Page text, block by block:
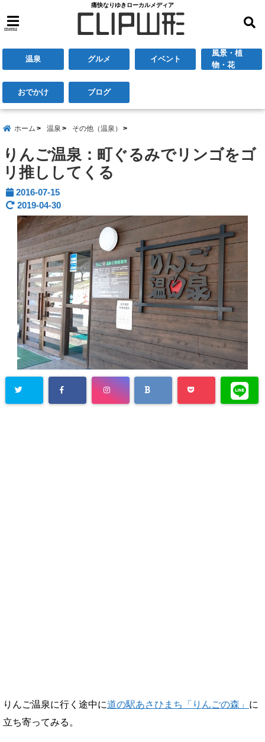
痛快なりゆきローカルメディア
menu
温泉 グルメ イベント
風景・植
物・花
おでかけ ブログ
ホーム 温泉 その他（温泉）
りんご温泉：町ぐるみでリンゴをゴ
リ推ししてくる
2016-07-15
2019-04-30
りんご温泉に行く途中に道の駅あさひまち「りんごの森」 に
立ち寄ってみる。